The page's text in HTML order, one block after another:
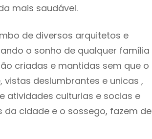
mais saudável.
de diversos arquitetos e
o sonho de qualquer família
criadas e mantidas sem que o
deslumbrantes e unicas ,
atividades culturias e socias e
da cidade e o sossego, fazem de